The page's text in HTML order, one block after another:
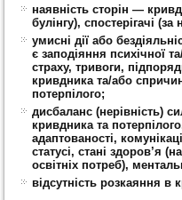
наявність сторін —
булінгу), спостерігачі (за
умисні дії або
є заподіяння психічної
страху, тривоги,
кривдника та/або
потерпілого;
дисбаланс (нерівність)
кривдника та
адаптованості,
статусі, стані здоров’я
освітніх потреб),
відсутність розкаяння в